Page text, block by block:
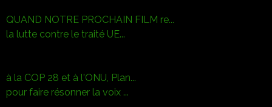
QUAND NOTRE PROCHAIN FILM re...
la lutte contre le traité UE...
à la COP 28 et à l'ONU, Plan...
pour faire résonner la voix ...